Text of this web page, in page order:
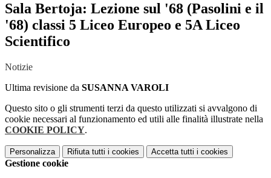
Sala Bertoja: Lezione sul '68 (Pasolini e il
'68) classi 5 Liceo Europeo e 5A Liceo
Scientifico
Notizie
Ultima revisione da SUSANNA VAROLI
Questo sito o gli strumenti terzi da questo utilizzati si avvalgono di
cookie necessari al funzionamento ed utili alle finalità illustrate nella
COOKIE POLICY.
Personalizza Rifiuta tutti i cookies Accetta tutti i cookies
Gestione cookie